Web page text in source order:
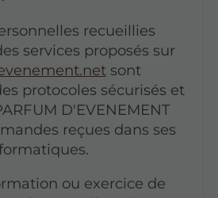
recueillies
services proposés sur
sont
protocoles sécurisés et
D'EVENEMENT
reçues dans ses
ou exercice de